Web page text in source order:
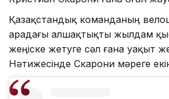
Қазақстандық команданың
арадағы алшақтықты жылдам
жеңіске жетуге сәл ғана уақыт
Нәтижесінде Скарони мәреге